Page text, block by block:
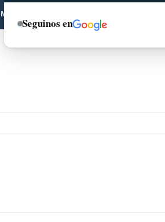
VERDE
Seguinos en